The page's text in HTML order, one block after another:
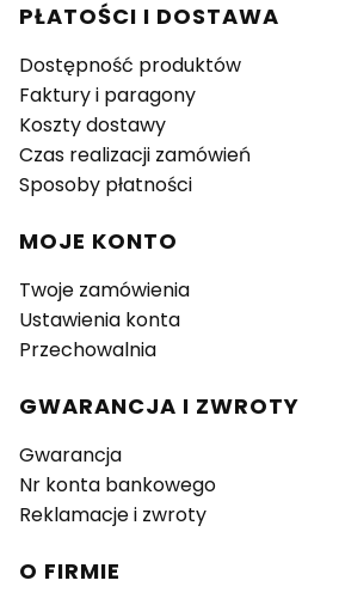
PŁATOŚCI I DOSTAWA
Dostępność produktów
Faktury i paragony
Koszty dostawy
Czas realizacji zamówień
Sposoby płatności
MOJE KONTO
Twoje zamówienia
Ustawienia konta
Przechowalnia
GWARANCJA I ZWROTY
Gwarancja
Nr konta bankowego
Reklamacje i zwroty
O FIRMIE